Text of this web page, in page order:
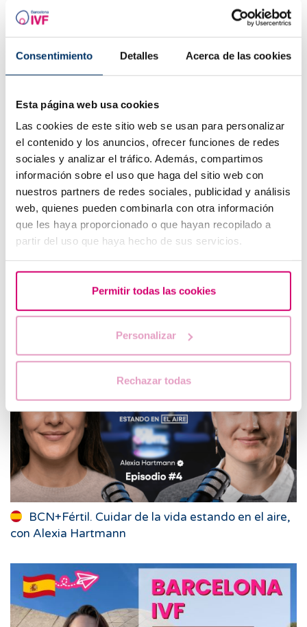
Consentimiento Detalles Acerca de las cookies
Esta página web usa cookies
Las cookies de este sitio web se usan para personalizar
el contenido y los anuncios, ofrecer funciones de redes
sociales y analizar el tráfico. Además, compartimos
información sobre el uso que haga del sitio web con
nuestros partners de redes sociales, publicidad y análisis
web, quienes pueden combinarla con otra información
que les haya proporcionado o que hayan recopilado a
partir del uso que haya hecho de sus servicios.
Permitir todas las cookies
Personalizar
Rechazar todas
Dues mares, un vincle únic: el paper de l'epigenètica
en el mètode ROPA
Preservar la fertilitat amb la vitrificació d'òvuls
Altres articles
BCN+Fértil. Cuidar de la vida estando en el aire,
con Alexia Hartmann